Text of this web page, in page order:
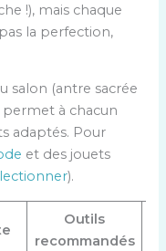
!), mais chaque
la perfection,
salon (antre sacrée
permet à chacun
adaptés. Pour
et des jouets
).
Outils
recommandés